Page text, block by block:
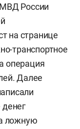
России
на странице
транспортное
операция
Далее
ложную